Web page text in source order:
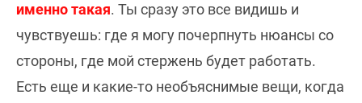
именно такая. Ты сразу это все видишь и
чувствуешь: где я могу почерпнуть нюансы со
стороны, где мой стержень будет работать.
Есть еще и какие-то необъяснимые вещи, когда